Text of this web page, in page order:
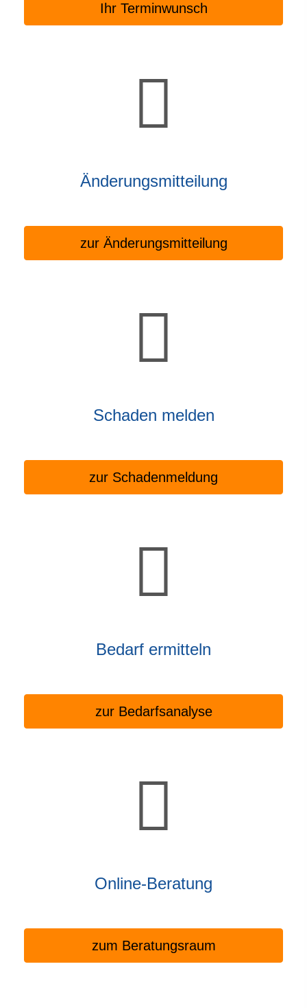
Ihr Terminwunsch
Änderungsmitteilung
zur Änderungsmitteilung
Schaden melden
zur Schadenmeldung
Bedarf ermitteln
zur Bedarfsanalyse
Online-Beratung
zum Beratungsraum